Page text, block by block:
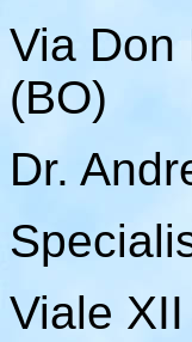
Via Don
(BO)
Dr.
Viale